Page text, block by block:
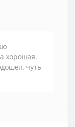
хорошая.
чуть